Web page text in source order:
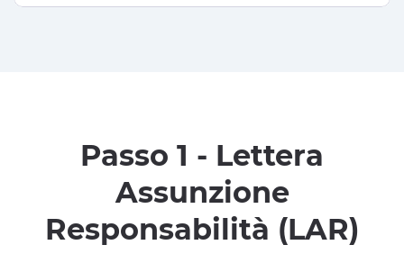
Passo 1 - Lettera
Assunzione
Responsabilità (LAR)